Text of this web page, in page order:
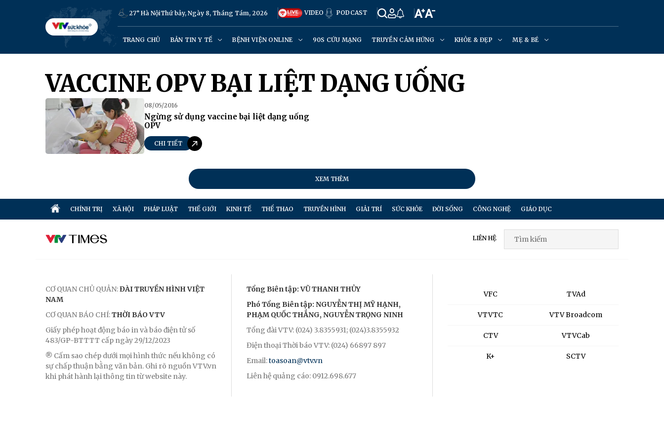
27° Hà NộiThứ bảy, Ngày 8, Tháng Tám, 2026 VIDEO PODCAST
TRANG CHỦ BẢN TIN Y TẾ BỆNH VIỆN ONLINE 90S CỨU MẠNG TRUYỀN CẢM HỨNG KHỎE & ĐẸP MẸ & BÉ
VACCINE OPV BẠI LIỆT DẠNG UỐNG
08/05/2016
Ngừng sử dụng vaccine bại liệt dạng uống
OPV
CHI TIẾT
XEM THÊM
CHÍNH TRỊ XÃ HỘI PHÁP LUẬT THẾ GIỚI KINH TẾ THỂ THAO TRUYỀN HÌNH GIẢI TRÍ SỨC KHỎE ĐỜI SỐNG CÔNG NGHỆ GIÁO DỤC
LIÊN HỆ
CƠ QUAN CHỦ QUẢN:ĐÀI TRUYỀN HÌNH VIỆT
NAM
CƠ QUAN BÁO CHÍ:THỜI BÁO VTV
Giấy phép hoạt động báo in và báo điện tử số
483/GP-BTTTT cấp ngày 29/12/2023
® Cấm sao chép dưới mọi hình thức nếu không có
sự chấp thuận bằng văn bản. Ghi rõ nguồn VTV.vn
khi phát hành lại thông tin từ website này.
Tổng Biên tập: VŨ THANH THỦY
Phó Tổng Biên tập: NGUYỄN THỊ MỸ HẠNH,
PHẠM QUỐC THẮNG, NGUYỄN TRỌNG NINH
Tổng đài VTV: (024) 3.8355931; (024)3.8355932
Điện thoại Thời báo VTV: (024) 66897 897
Email:toasoan@vtv.vn
Liên hệ quảng cáo: 0912.698.677
VFC
VTVTC
CTV
K+
TVAd
VTV Broadcom
VTVCab
SCTV